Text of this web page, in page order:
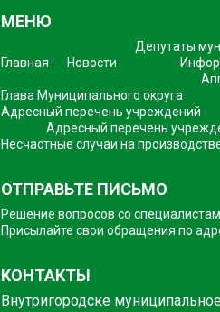
МЕНЮ
Главная Новости
Депутаты
Глава Муниципального округа
Адресный перечень учреждений
Адресный перечень
Несчастные случаи на
ОТПРАВЬТЕ ПИСЬМО
Решение вопросов со
Присылайте свои обращения по
КОНТАКТЫ
Внутригородске